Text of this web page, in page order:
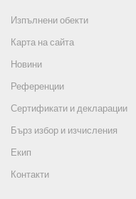
Изпълнени обекти
Карта на сайта
Новини
Референции
Сертификати и декларации
Бърз избор и изчисления
Екип
Контакти